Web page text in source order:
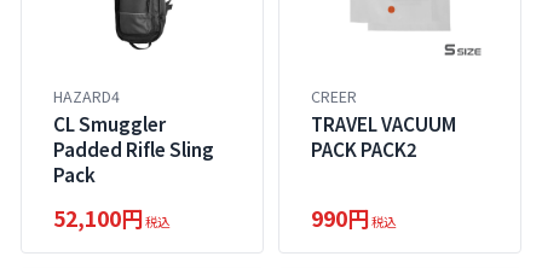
HAZARD4
CL Smuggler
Padded Rifle Sling
Pack
52,100円税込
CREER
TRAVEL VACUUM
PACK PACK2
990円税込